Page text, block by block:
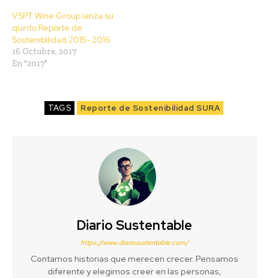
VSPT Wine Group lanza su
quinto Reporte de
Sostenibilidad 2015- 2016
16 Octubre, 2017
En "2017"
TAGS Reporte de Sostenibilidad SURA
Diario Sustentable
https://www.diariosustentable.com/
Contamos historias que merecen crecer. Pensamos
diferente y elegimos creer en las personas,